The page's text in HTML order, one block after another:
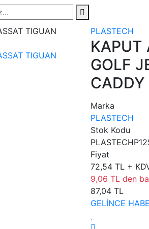
PLASTECH
KAPUT
GOLF
Marka
PLASTECH
Stok Kodu
Fiyat
72,54 TL +
9,06 TL den
87,04 TL
GELİNCE